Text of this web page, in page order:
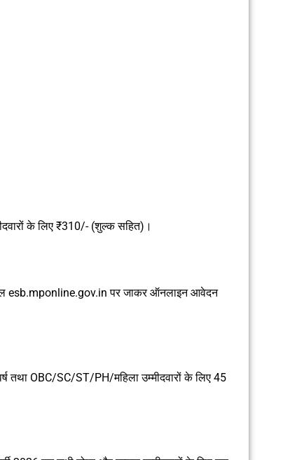
के लिए ₹310/- (शुल्क सहित)।
esb.mponline.gov.in पर जाकर ऑनलाइन आवेदन
OBC/SC/ST/PH/महिला उम्मीदवारों के लिए 45